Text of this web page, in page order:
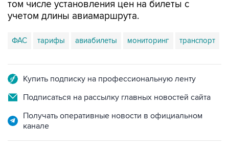
том числе установления цен на билеты с
учетом длины авиамаршрута.
ФАС тарифы авиабилеты мониторинг транспорт
Купить подписку на профессиональную ленту
Подписаться на рассылку главных новостей сайта
Получать оперативные новости в официальном
канале